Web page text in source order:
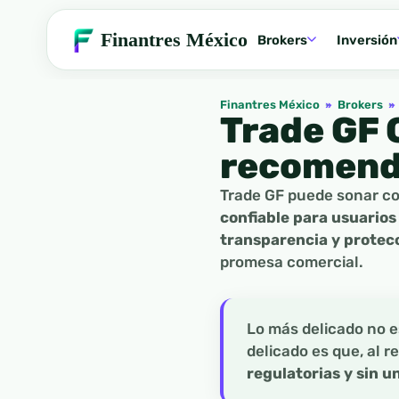
Finantres México Brokers Inversión
Finantres México » Brokers »
Trade GF
Trade GF puede sonar
confiable para usuarios
transparencia y
promesa comercial.
Lo más delicado no
delicado es que, al
regulatorias y sin